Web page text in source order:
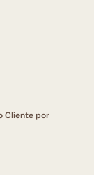
Cliente por